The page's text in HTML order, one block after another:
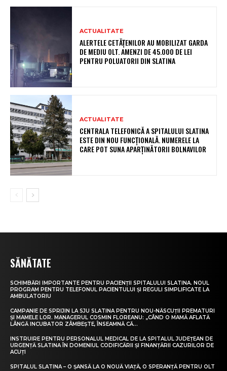
ACTUALITATE
ALERTELE CETĂȚENILOR AU MOBILIZAT GARDA
DE MEDIU OLT. AMENZI DE 45.000 DE LEI
PENTRU POLUATORII DIN SLATINA
ACTUALITATE
CENTRALA TELEFONICĂ A SPITALULUI SLATINA
ESTE DIN NOU FUNCȚIONALĂ. NUMERELE LA
CARE POT SUNA APARȚINĂTORII BOLNAVILOR
SĂNĂTATE
SCHIMBĂRI IMPORTANTE PENTRU PACIENȚII SPITALULUI SLATINA. NOUL
PROGRAM PENTRU TELEFONUL PACIENTULUI ȘI REGULI SIMPLIFICATE LA
AMBULATORIU
CAMPANIE DE SPRIJIN LA SJU SLATINA PENTRU NOU-NĂSCUȚII PREMATURI
ȘI MAMELE LOR. MANAGERUL COSMIN FLOREANU: „CÂND O MAMĂ AFLATĂ
LÂNGĂ INCUBATOR ZÂMBEȘTE, ÎNSEAMNĂ CĂ...
INSTRUIRE PENTRU PERSONALUL MEDICAL DE LA SPITALUL JUDEȚEAN DE
URGENȚĂ SLATINA ÎN DOMENIUL CODIFICĂRII ȘI FINANȚĂRII CAZURILOR DE
ACUȚI
SPITALUL SLATINA – O ȘANSĂ LA O NOUĂ VIAȚĂ, O SPERANȚĂ PENTRU OLT